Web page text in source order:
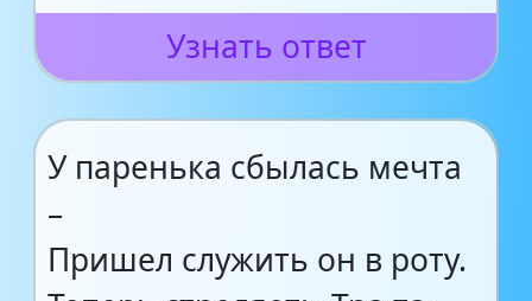
Узнать ответ
У паренька сбылась мечта
–
Пришел служить он в роту.